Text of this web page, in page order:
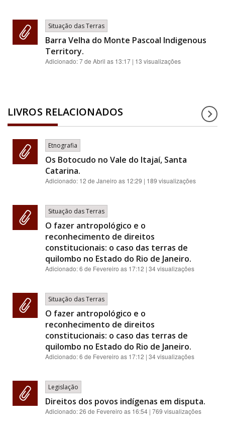
Situação das Terras
Barra Velha do Monte Pascoal Indigenous
Territory.
Adicionado:7 de Abril as 13:17 | 13 visualizações
LIVROS RELACIONADOS
Etnografia
Os Botocudo no Vale do Itajaí, Santa
Catarina.
Adicionado: 12 de Janeiro as 12:29 | 189 visualizações
Situação das Terras
O fazer antropológico e o
reconhecimento de direitos
constitucionais: o caso das terras de
quilombo no Estado do Rio de Janeiro.
Adicionado:6 de Fevereiro as 17:12 | 34 visualizações
Situação das Terras
O fazer antropológico e o
reconhecimento de direitos
constitucionais: o caso das terras de
quilombo no Estado do Rio de Janeiro.
Adicionado:6 de Fevereiro as 17:12 | 34 visualizações
Legislação
Direitos dos povos indígenas em disputa.
Adicionado:26 de Fevereiro as 16:54 | 769 visualizações